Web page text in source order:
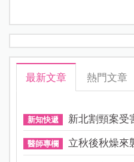
最新文章 熱門文章
新知快遞 新北割頸案受
醫師專欄 立秋後秋燥來